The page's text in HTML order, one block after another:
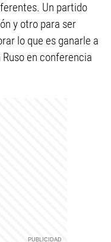
Un partido
y otro para ser
lo que es ganarle a
Ruso en conferencia